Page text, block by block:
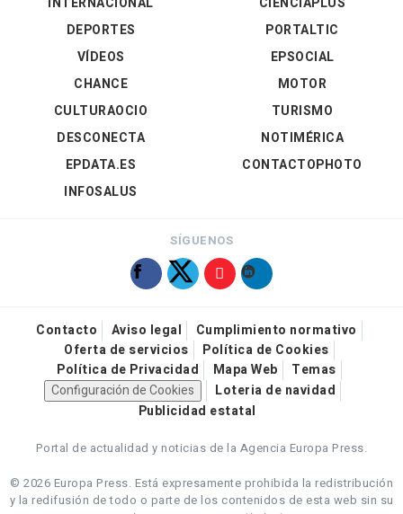
DEPORTES
VÍDEOS
PORTALTIC
EPSOCIAL
CHANCE
CULTURAOCIO
DESCONECTA
EPDATA.ES
INFOSALUS
MOTOR
TURISMO
NOTIMÉRICA
CONTACTOPHOTO
SÍGUENOS
Contacto Aviso legal
Cumplimiento normativo
Oferta de servicios
Política de Cookies
Política de Privacidad
Mapa Web
Temas
Configuración de Cookies
Loteria de navidad
Publicidad estatal
Portal de actualidad y noticias de la Agencia Europa Press.
© 2026 Europa Press. Está expresamente prohibida la redistribución
y la redifusión de todo o parte de los contenidos de esta web sin su